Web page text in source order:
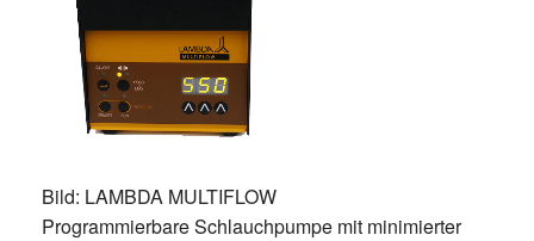
Bild: LAMBDA MULTIFLOW
Programmierbare Schlauchpumpe mit minimierter